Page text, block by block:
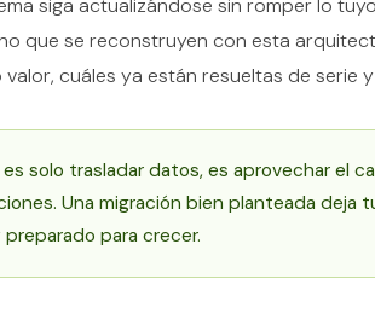
siga actualizándose sin romper lo
que se reconstruyen con esta
cuáles ya están resueltas de serie
solo trasladar datos, es aprovechar el
Una migración bien planteada deja
para crecer.